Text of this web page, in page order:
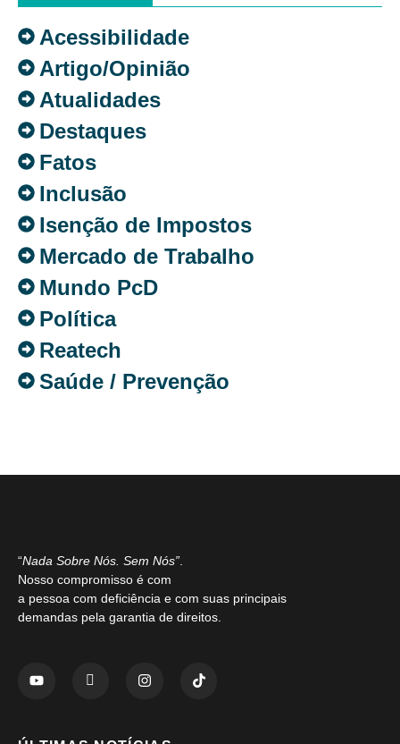
Acessibilidade
Artigo/Opinião
Atualidades
Destaques
Fatos
Inclusão
Isenção de Impostos
Mercado de Trabalho
Mundo PcD
Política
Reatech
Saúde / Prevenção
“Nada Sobre Nós. Sem Nós”
Nosso compromisso é com
a pessoa com deficiência e com suas principais
demandas pela garantia de direitos.